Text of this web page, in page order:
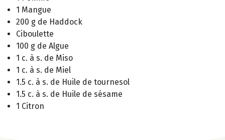
1 Mangue
200 g de Haddock
Ciboulette
100 g de Algue
1 c. à s. de Miso
1 c. à s. de Miel
1.5 c. à s. de Huile de tournesol
1.5 c. à s. de Huile de sésame
1 Citron